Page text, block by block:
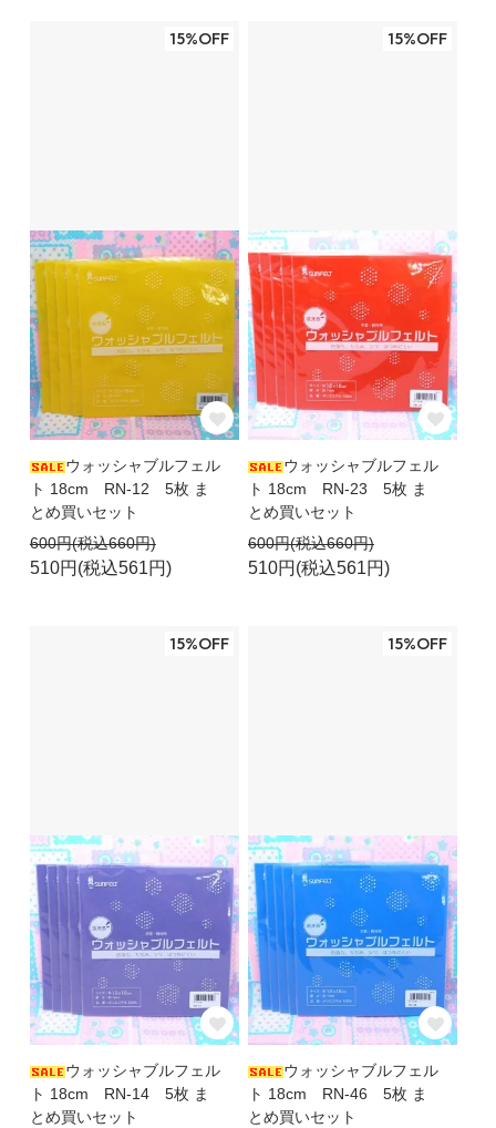
15%OFF
ウォッシャブルフェル
ト 18cm RN-12 5枚 ま
とめ買いセット
600円(税込660円)
510円(税込561円)
15%OFF
ウォッシャブルフェル
ト 18cm RN-23 5枚 ま
とめ買いセット
600円(税込660円)
510円(税込561円)
15%OFF
ウォッシャブルフェル
ト 18cm RN-14 5枚 ま
とめ買いセット
15%OFF
ウォッシャブルフェル
ト 18cm RN-46 5枚 ま
とめ買いセット